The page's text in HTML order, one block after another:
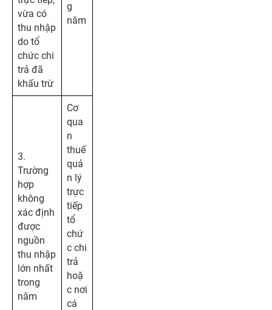
vừa có
thu nhập
do tổ
chức chi
trả đã
khấu trừ
g
năm
3.
Trường
hợp
không
xác định
được
nguồn
thu nhập
lớn nhất
trong
năm
Cơ
qua
n
thuế
quả
n lý
trực
tiếp
tổ
chứ
c chi
trả
hoặ
c nơi
cá